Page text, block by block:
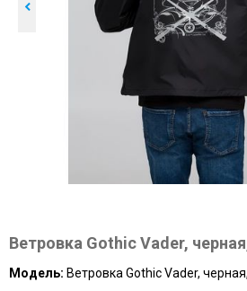
Ветровка Gothic Vader,
Модель: Ветровка Gothic Vader,